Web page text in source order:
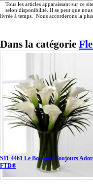
Tous les articles apparaissant sur ce
selon disponibilité. Il se peut que
livrée à temps. Nous accorderons la
Dans la catégorie
S11-4461 Le Bouquet Toujours
FTD®